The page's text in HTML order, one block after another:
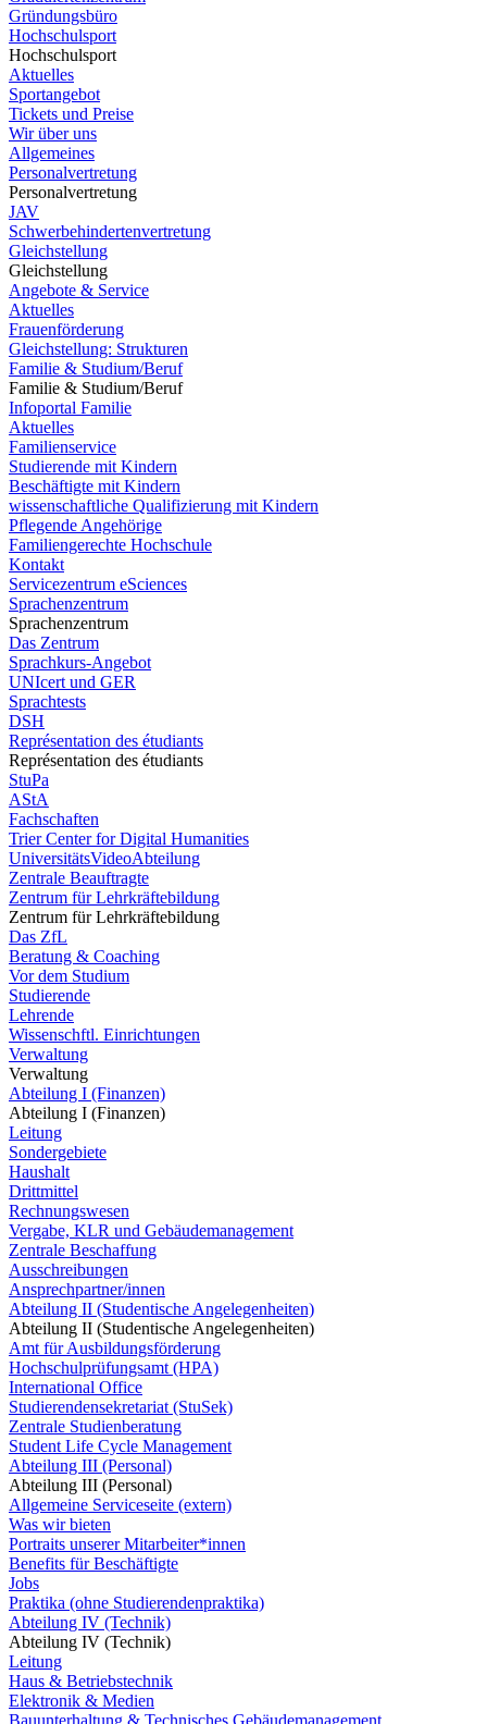
Gründungsbüro
Hochschulsport
Hochschulsport
Aktuelles
Sportangebot
Tickets und Preise
Wir über uns
Allgemeines
Personalvertretung
Personalvertretung
JAV
Schwerbehindertenvertretung
Gleichstellung
Gleichstellung
Angebote & Service
Aktuelles
Frauenförderung
Gleichstellung: Strukturen
Familie & Studium/Beruf
Familie & Studium/Beruf
Infoportal Familie
Aktuelles
Familienservice
Studierende mit Kindern
Beschäftigte mit Kindern
wissenschaftliche Qualifizierung mit Kindern
Pflegende Angehörige
Familiengerechte Hochschule
Kontakt
Servicezentrum eSciences
Sprachenzentrum
Sprachenzentrum
Das Zentrum
Sprachkurs-Angebot
UNIcert und GER
Sprachtests
DSH
Représentation des étudiants
Représentation des étudiants
StuPa
AStA
Fachschaften
Trier Center for Digital Humanities
UniversitätsVideoAbteilung
Zentrale Beauftragte
Zentrum für Lehrkräftebildung
Zentrum für Lehrkräftebildung
Das ZfL
Beratung & Coaching
Vor dem Studium
Studierende
Lehrende
Wissenschftl. Einrichtungen
Verwaltung
Verwaltung
Abteilung I (Finanzen)
Abteilung I (Finanzen)
Leitung
Sondergebiete
Haushalt
Drittmittel
Rechnungswesen
Vergabe, KLR und Gebäudemanagement
Zentrale Beschaffung
Ausschreibungen
Ansprechpartner/innen
Abteilung II (Studentische Angelegenheiten)
Abteilung II (Studentische Angelegenheiten)
Amt für Ausbildungsförderung
Hochschulprüfungsamt (HPA)
International Office
Studierendensekretariat (StuSek)
Zentrale Studienberatung
Student Life Cycle Management
Abteilung III (Personal)
Abteilung III (Personal)
Allgemeine Serviceseite (extern)
Was wir bieten
Portraits unserer Mitarbeiter*innen
Benefits für Beschäftigte
Jobs
Praktika (ohne Studierendenpraktika)
Abteilung IV (Technik)
Abteilung IV (Technik)
Leitung
Haus & Betriebstechnik
Elektronik & Medien
Bauunterhaltung & Technisches Gebäudemanagement